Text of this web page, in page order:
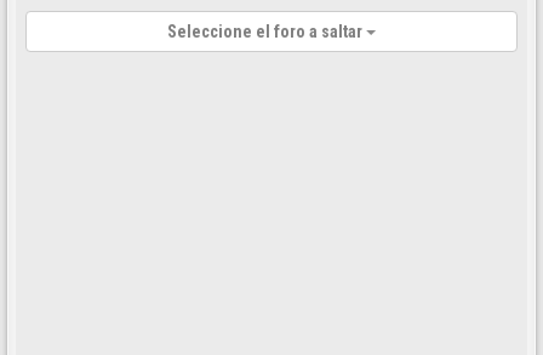
Seleccione el foro a saltar